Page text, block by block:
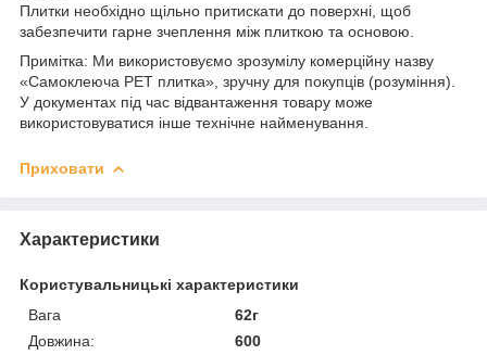
Плитки необхідно щільно притискати до поверхні, щоб
забезпечити гарне зчеплення між плиткою та основою.
Примітка: Ми використовуємо зрозумілу комерційну назву
«Самоклеюча PET плитка», зручну для покупців (розуміння).
У документах під час відвантаження товару може
використовуватися інше технічне найменування.
Приховати
Характеристики
Користувальницькі характеристики
Вага
62г
Довжина:
600